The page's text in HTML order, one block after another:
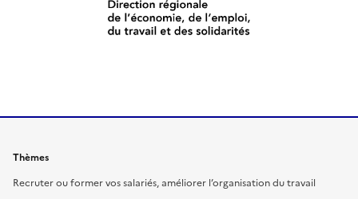
Thèmes
Recruter ou former vos salariés, améliorer l’organisation du travail